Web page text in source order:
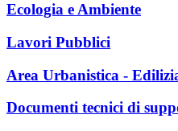
Ecologia e Ambiente
Lavori Pubblici
Area Urbanistica -
Documenti tecnici di